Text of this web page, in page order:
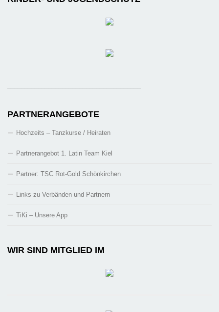
PARTNERANGEBOTE
Hochzeits – Tanzkurse / Heiraten
Partnerangebot 1. Latin Team Kiel
Partner: TSC Rot-Gold Schönkirchen
Links zu Verbänden und Partnern
TiKi – Unsere App
WIR SIND MITGLIED IM